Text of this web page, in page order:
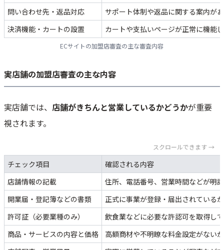
問い合わせ先・返品対応
サポート体制や返品に関する案内が
決済機能・カートの設置
カートや支払いページが正常に機能
ECサイトの加盟店審査の主な審査内容
実店舗の加盟店審査の主な内容
実店舗では、 店舗がきちんと営業しているかどうかが重要
視されます。
スクロールできます →
チェック項目
確認される内容
店舗情報の記載
住所、電話番号、営業時間などが明
開業届・登記簿などの書類
正式に事業が登録・届出されているか
許可証（必要業種のみ）
飲食業などに必要な許認可を取得し
商品・サービスの内容と価格
高額商材や不明瞭な料金設定がないか